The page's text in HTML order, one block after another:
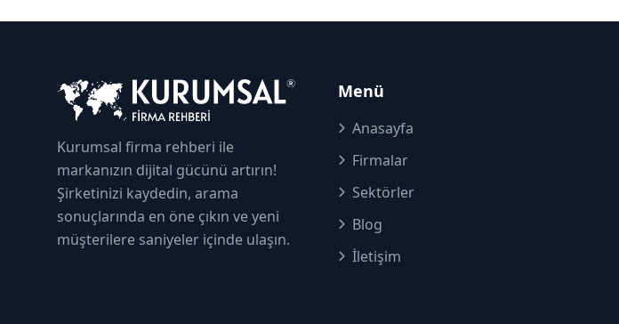
Kurumsal firma rehberi ile
markanızın dijital gücünü artırın!
Şirketinizi kaydedin, arama
sonuçlarında en öne çıkın ve yeni
müşterilere saniyeler içinde ulaşın.
Menü
Anasayfa
Firmalar
Sektörler
Blog
İletişim